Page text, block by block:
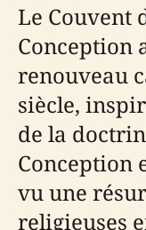
Le Couvent
Conception
renouveau
siècle,
de la
Conception
vu une
religieuses